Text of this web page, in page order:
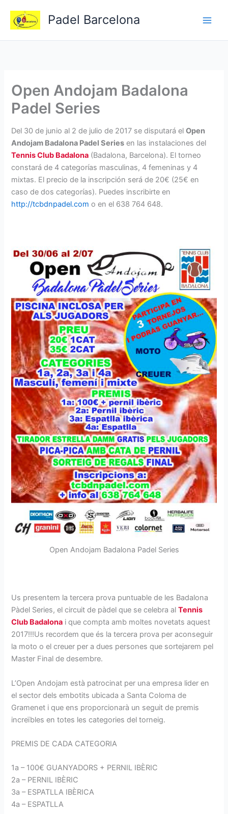
contenido
Padel Barcelona
Open Andojam Badalona
Padel Series
Del 30 de junio al 2 de julio de 2017 se disputará elOpen
Andojam Badalona Padel Series en las instalaciones del
Tennis Club Badalona (Badalona, Barcelona). El torneo
constará de 4 categorías masculinas, 4 femeninas y 4
mixtas. El precio de la inscripción será de 20€ (25€ en
caso de dos categorías). Puedes inscribirte en
http://tcbdnpadel.com o en el 638 764 648.
Open Andojam Badalona Padel Series
Us presentem la tercera prova puntuable de les Badalona
Pàdel Series, el circuit de pàdel que se celebra alTennis
Club Badalona i que compta amb moltes novetats aquest
2017!!!Us recordem que és la tercera prova per aconseguir
la moto o el creuer per a dues persones que sortejarem pel
Master Final de desembre.
L’Open Andojam està patrocinat per una empresa lider en
el sector dels embotits ubicada a Santa Coloma de
Gramenet i que ens proporcionarà un seguit de premis
increïbles en totes les categories del torneig.
PREMIS DE CADA CATEGORIA
1a – 100€ GUANYADORS + PERNIL IBÈRIC
2a – PERNIL IBÈRIC
3a – ESPATLLA IBÈRICA
4a – ESPATLLA